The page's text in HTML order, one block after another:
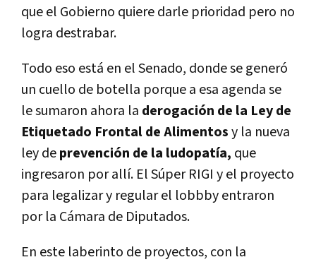
que el Gobierno quiere darle prioridad pero no
logra destrabar.
Todo eso está en el Senado, donde se generó
un cuello de botella porque a esa agenda se
le sumaron ahora la derogación de la Ley de
Etiquetado Frontal de Alimentosy la nueva
ley deprevención de la ludopatía, que
ingresaron por allí. El Súper RIGI y el proyecto
para legalizar y regular el lobbby entraron
por la Cámara de Diputados.
En este laberinto de proyectos, con la